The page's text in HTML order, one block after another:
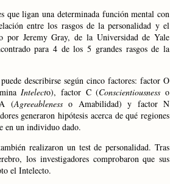
que ligan una determinada función mental con
entre los rasgos de la personalidad y el
por Jeremy Gray, de la Universidadde Yale
para 4 de los 5 grandes rasgos de la
describirse según cinco factores: factor O
Intelecto), factor C (Conscientiousness o
(Agreeableness o Amabilidad) y factor N
generaron hipótesis acerca de qué regiones
en un individuo dado.
realizaron un test de personalidad. Tras
los investigadores comprobaron que sus
el Intelecto.